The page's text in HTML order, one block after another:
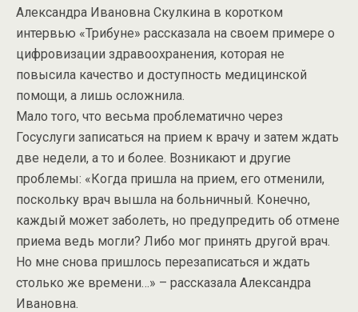
Александра Ивановна Скулкина в коротком
интервью «Трибуне» рассказала на своем примере о
цифровизации здравоохранения, которая не
повысила качество и доступность медицинской
помощи, а лишь осложнила.
Мало того, что весьма проблематично через
Госуслуги записаться на прием к врачу и затем ждать
две недели, а то и более. Возникают и другие
проблемы: «Когда пришла на прием, его отменили,
поскольку врач вышла на больничный. Конечно,
каждый может заболеть, но предупредить об отмене
приема ведь могли? Либо мог принять другой врач.
Но мне снова пришлось перезаписаться и ждать
столько же времени…» – рассказала Александра
Ивановна.